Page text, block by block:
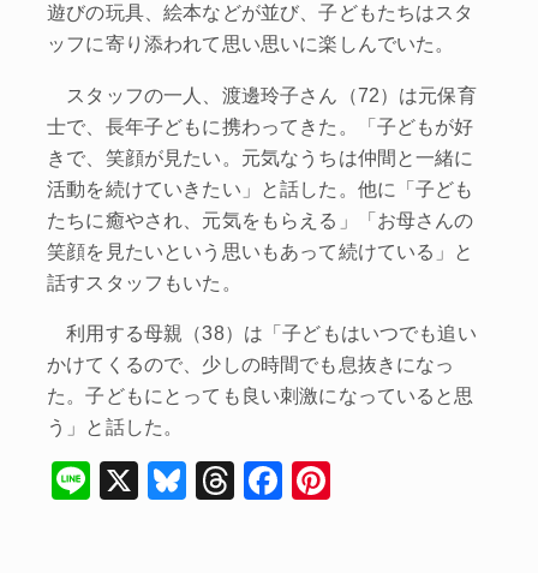
遊びの玩具、絵本などが並び、子どもたちはスタ
ッフに寄り添われて思い思いに楽しんでいた。
スタッフの一人、渡邊玲子さん（72）は元保育
士で、長年子どもに携わってきた。「子どもが好
きで、笑顔が見たい。元気なうちは仲間と一緒に
活動を続けていきたい」と話した。他に「子ども
たちに癒やされ、元気をもらえる」「お母さんの
笑顔を見たいという思いもあって続けている」と
話すスタッフもいた。
利用する母親（38）は「子どもはいつでも追い
かけてくるので、少しの時間でも息抜きになっ
た。子どもにとっても良い刺激になっていると思
う」と話した。
Li
X
Bl
T
F